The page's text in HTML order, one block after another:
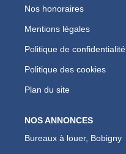
Nos honoraires
Mentions légales
Politique de confidentialité
Politique des cookies
Plan du site
NOS ANNONCES
Bureaux à louer, Bobigny